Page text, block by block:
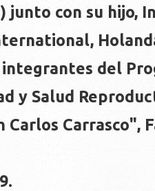
junto con su hijo,
integrantes del
y Salud
Carlos Carrasco",